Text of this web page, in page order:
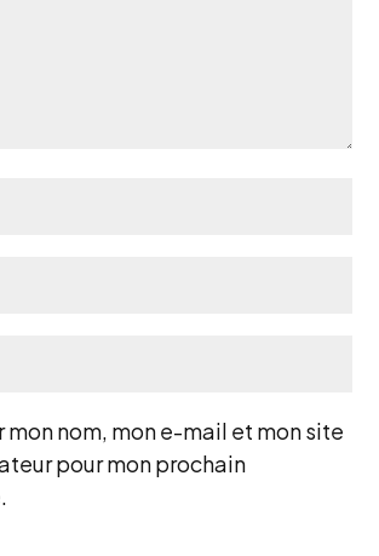
mon nom, mon e-mail et mon site
pour mon prochain